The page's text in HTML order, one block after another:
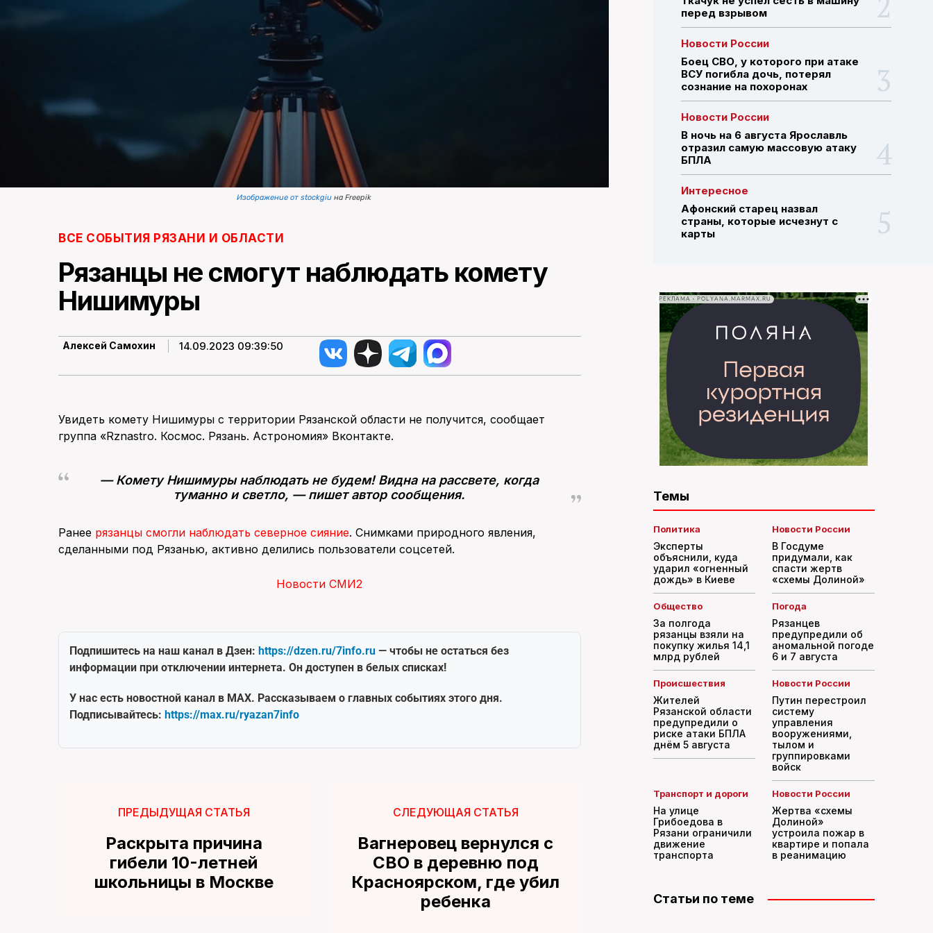
ПОИСК ПО САЙТУ
Изображение от stockgiu на Freepik
ВСЕ СОБЫТИЯ РЯЗАНИ И ОБЛАСТИ
Рязанцы не смогут наблюдать комету
Нишимуры
Алексей Самохин 14.09.2023 09:39:50
Увидеть комету Нишимуры с территории Рязанской области не получится, сообщает
группа «Rznastro. Космос. Рязань. Астрономия» Вконтакте.
— Комету Нишимуры наблюдать не будем! Видна на рассвете, когда
туманно и светло, — пишет автор сообщения.
Ранее рязанцы смогли наблюдать северное сияние. Снимками природного явления,
сделанными под Рязанью, активно делились пользователи соцсетей.
Новости СМИ2
Подпишитесь на наш канал в Дзен: https://dzen.ru/7info.ru — чтобы не остаться без
информации при отключении интернета. Он доступен в белых списках!
У нас есть новостной канал в MAX. Рассказываем о главных событиях этого дня.
Подписывайтесь: https://max.ru/ryazan7info
ПРЕДЫДУЩАЯ СТАТЬЯ
Раскрыта причина
гибели 10-летней
школьницы в Москве
СЛЕДУЮЩАЯ СТАТЬЯ
Вагнеровец вернулся с
СВО в деревню под
Красноярском, где убил
ребенка
перед взрывом
Новости России
Боец СВО, у которого при атаке
ВСУ погибла дочь, потерял
сознание на похоронах
Новости России
В ночь на 6 августа Ярославль
отразил самую массовую атаку
БПЛА
Интересное
Афонский старец назвал
страны, которые исчезнут с
карты
РЕКЛАМА • POLYANA.MARMAX.RU
Темы
Политика
Эксперты
объяснили, куда
ударил «огненный
дождь» в Киеве
Новости России
В Госдуме
придумали, как
спасти жертв
«схемы Долиной»
Общество
За полгода
рязанцы взяли на
покупку жилья 14,1
млрд рублей
Погода
Рязанцев
предупредили об
аномальной погоде
6 и 7 августа
Происшествия
Жителей
Рязанской области
предупредили о
риске атаки БПЛА
днём 5 августа
Новости России
Путин перестроил
систему
управления
вооружениями,
тылом и
группировками
войск
Транспорт и дороги
На улице
Грибоедова в
Рязани ограничили
движение
транспорта
Новости России
Жертва «схемы
Долиной»
устроила пожар в
квартире и попала
в реанимацию
Статьи по теме